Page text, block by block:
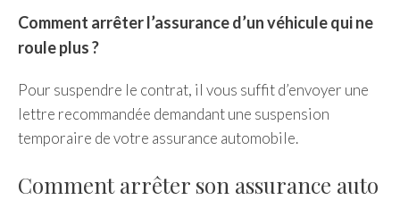
Comment arrêter l’assurance d’un véhicule qui ne
roule plus ?
Pour suspendre le contrat, il vous suffit d’envoyer une
lettre recommandée demandant une suspension
temporaire de votre assurance automobile.
Comment arrêter son assurance auto